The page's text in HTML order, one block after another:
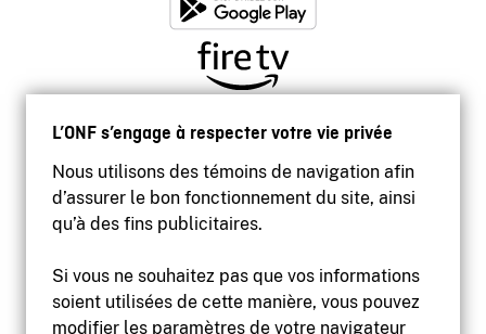
L’ONF s’engage à respecter votre vie privée
Nous utilisons des témoins de navigation afin
d’assurer le bon fonctionnement du site, ainsi
qu’à des fins publicitaires.
Si vous ne souhaitez pas que vos informations
soient utilisées de cette manière, vous pouvez
modifier les paramètres de votre navigateur